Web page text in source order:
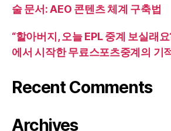
술 문서: AEO 콘텐츠 체계 구축법
“할아버지, 오늘 EPL 중계 보실래
에서 시작한 무료스포츠중계의 기적
Recent Comments
Archives